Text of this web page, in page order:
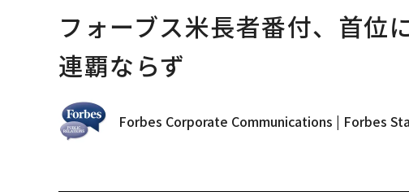
フォーブス米長者番付、首
連覇ならず
Forbes Corporate Communications | Forbes